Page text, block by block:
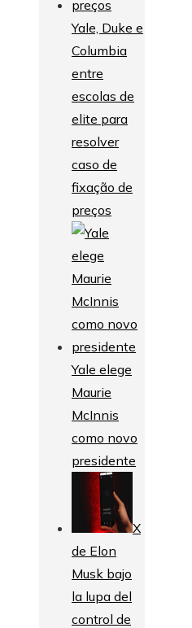
Yale, Duke e
Columbia
entre
escolas de
elite para
resolver
caso de
fixação de
preços
Yale elege
Maurie
McInnis
como novo
presidente
X
de Elon
Musk bajo
la lupa del
control de